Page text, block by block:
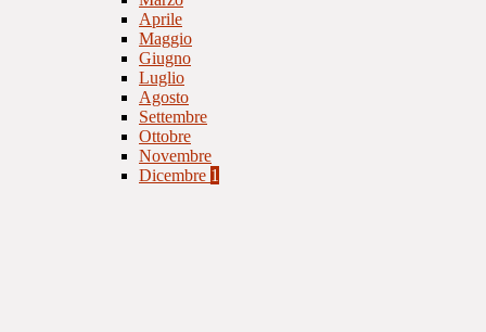
Aprile
Maggio
Giugno
Luglio
Agosto
Settembre
Ottobre
Novembre
Dicembre 1